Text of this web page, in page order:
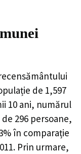
de 1,597
10 ani, numărul
296 persoane,
în comparație
Prin urmare,